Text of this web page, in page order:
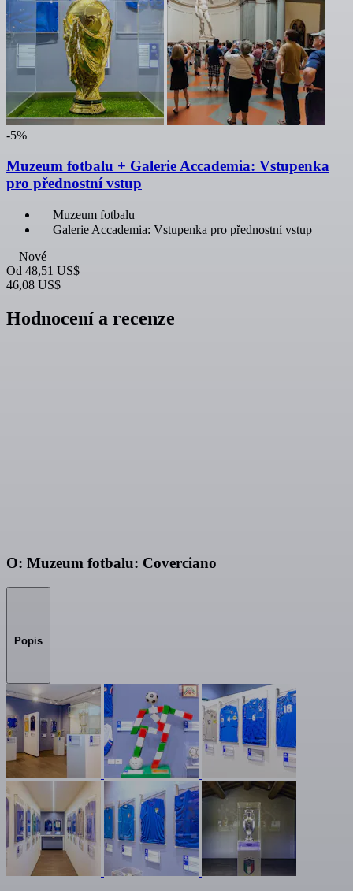
-5%
Muzeum fotbalu + Galerie Accademia: Vstupenka
pro přednostní vstup
Muzeum fotbalu
Galerie Accademia: Vstupenka pro přednostní vstup
Nové
Od 48,51 US$
46,08 US$
Hodnocení a recenze
O: Muzeum fotbalu: Coverciano
Popis